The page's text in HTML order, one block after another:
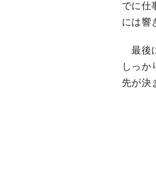
でに仕
には響
最後
しっか
先が決